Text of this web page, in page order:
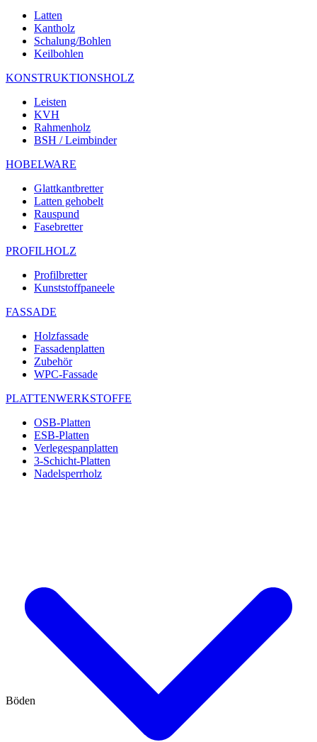
Latten
Kantholz
Schalung/Bohlen
Keilbohlen
KONSTRUKTIONSHOLZ
Leisten
KVH
Rahmenholz
BSH / Leimbinder
HOBELWARE
Glattkantbretter
Latten gehobelt
Rauspund
Fasebretter
PROFILHOLZ
Profilbretter
Kunststoffpaneele
FASSADE
Holzfassade
Fassadenplatten
Zubehör
WPC-Fassade
PLATTENWERKSTOFFE
OSB-Platten
ESB-Platten
Verlegespanplatten
3-Schicht-Platten
Nadelsperrholz
Böden